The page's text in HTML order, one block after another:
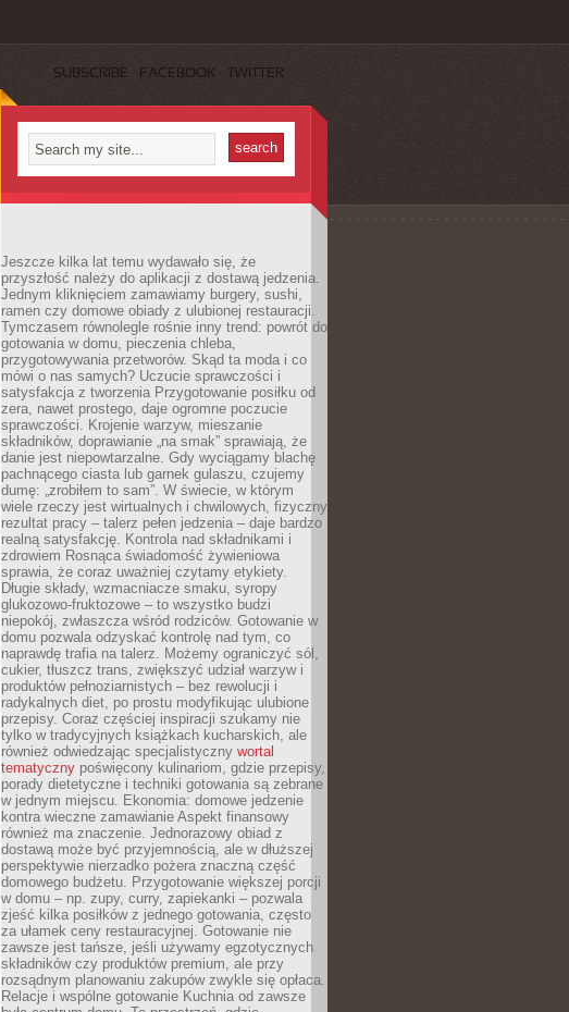
SUBSCRIBE FACEBOOK TWITTER
Jeszcze kilka lat temu wydawało się, że
przyszłość należy do aplikacji z dostawą jedzenia.
Jednym kliknięciem zamawiamy burgery, sushi,
ramen czy domowe obiady z ulubionej restauracji.
Tymczasem równolegle rośnie inny trend: powrót do
gotowania w domu, pieczenia chleba,
przygotowywania przetworów. Skąd ta moda i co
mówi o nas samych? Uczucie sprawczości i
satysfakcja z tworzenia Przygotowanie posiłku od
zera, nawet prostego, daje ogromne poczucie
sprawczości. Krojenie warzyw, mieszanie
składników, doprawianie „na smak” sprawiają, że
danie jest niepowtarzalne. Gdy wyciągamy blachę
pachnącego ciasta lub garnek gulaszu, czujemy
dumę: „zrobiłem to sam”. W świecie, w którym
wiele rzeczy jest wirtualnych i chwilowych, fizyczny
rezultat pracy – talerz pełen jedzenia – daje bardzo
realną satysfakcję. Kontrola nad składnikami i
zdrowiem Rosnąca świadomość żywieniowa
sprawia, że coraz uważniej czytamy etykiety.
Długie składy, wzmacniacze smaku, syropy
glukozowo-fruktozowe – to wszystko budzi
niepokój, zwłaszcza wśród rodziców. Gotowanie w
domu pozwala odzyskać kontrolę nad tym, co
naprawdę trafia na talerz. Możemy ograniczyć sól,
cukier, tłuszcz trans, zwiększyć udział warzyw i
produktów pełnoziarnistych – bez rewolucji i
radykalnych diet, po prostu modyfikując ulubione
przepisy. Coraz częściej inspiracji szukamy nie
tylko w tradycyjnych książkach kucharskich, ale
również odwiedzając specjalistyczny wortal
tematyczny poświęcony kulinariom, gdzie przepisy,
porady dietetyczne i techniki gotowania są zebrane
w jednym miejscu. Ekonomia: domowe jedzenie
kontra wieczne zamawianie Aspekt finansowy
również ma znaczenie. Jednorazowy obiad z
dostawą może być przyjemnością, ale w dłuższej
perspektywie nierzadko pożera znaczną część
domowego budżetu. Przygotowanie większej porcji
w domu – np. zupy, curry, zapiekanki – pozwala
zjeść kilka posiłków z jednego gotowania, często
za ułamek ceny restauracyjnej. Gotowanie nie
zawsze jest tańsze, jeśli używamy egzotycznych
składników czy produktów premium, ale przy
rozsądnym planowaniu zakupów zwykle się opłaca.
Relacje i wspólne gotowanie Kuchnia od zawsze